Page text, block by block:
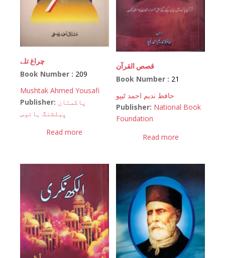
چراغ تلے
Book Number : 209
Mushtak Ahmed Yousafi
Publisher: پاکستان
پبلشنگ ہائوس
Read more
قصص القرآن
Book Number : 21
حافظ ندیم احمد ٹیپو
Publisher: National Book
Foundation
Read more